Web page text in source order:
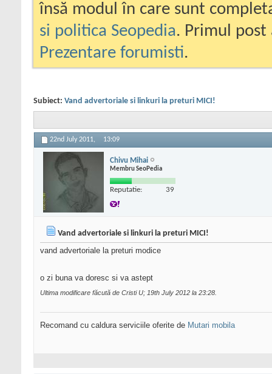
însă modul în care sunt
si politica Seopedia. Primul
Prezentare forumisti.
Subiect: Vand advertoriale si linkuri la preturi MICI!
22nd July 2011, 13:09
Chivu Mihai
Membru SeoPedia
Reputatie: 39
Vand advertoriale si linkuri la preturi MICI!
vand advertoriale la preturi modice
o zi buna va doresc si va astept
Ultima modificare făcută de Cristi U; 19th July 2012 la 23:28
Recomand cu caldura serviciile oferite de Mutari mobila